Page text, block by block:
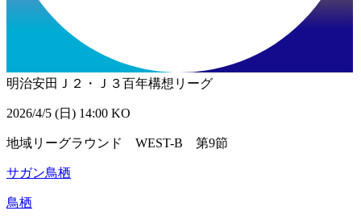
明治安田Ｊ２・Ｊ３百年構想リーグ
2026/4/5 (日) 14:00 KO
地域リーグラウンド WEST-B 第9節
サガン鳥栖
鳥栖